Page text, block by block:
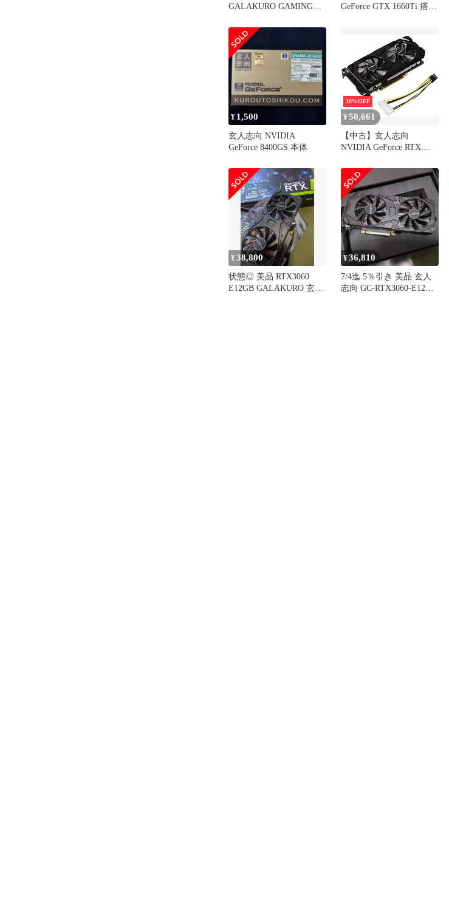
GALAKURO GAMING動
GeForce GTX 1660Ti 搭載
基板モデル GK-
GTX1660Ti-E6GB/MINI
¥ 1,500
玄人志向 NVIDIA
GeForce 8400GS 本体
10%OFF
¥50,661
【中古】玄人志向
NVIDIA GeForce RTX
ボード 6GB デュアルファ
ン GALAKURO GAMING
シリーズ GG-RTX2060-
E6GB/DF
¥38,800
状態◎ 美品 RTX3060
E12GB GALAKURO 玄人
¥36,810
7/4迄 5％引き 美品 玄人
志向 GC-RTX3060-E12GB